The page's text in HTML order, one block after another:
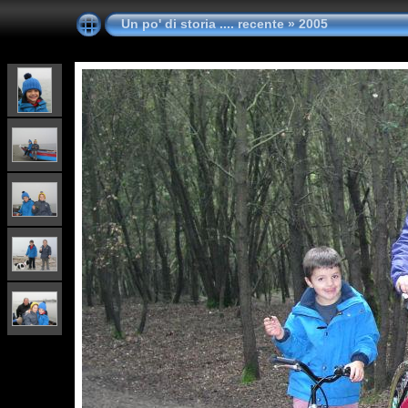
Un po' di storia .... recente»2005